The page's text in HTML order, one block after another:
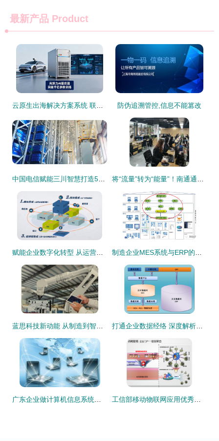
最新产品 Product
云原生出海解决方案系统 联杰易达助力企业打破增长瓶颈 防伪追溯管控,信息不能篡改
中国电信赋能三川智慧打造5G+全连接工厂,探索“数智”之路 将“流量”转为“能量”！南通通州家纺电商占全国零售额50%以上，企业信息系统集成服务引领转型
赋能企业数字化转型 从运营端到设备端的全面集成与系统实施能力 制造企业MES系统与ERP的集成 信息化建设的关键路径
蓝思科技新动能 从制造到智造的企业信息系统集成服务 打通企业数据经络 深度解析DCS与ERP集成应用解决方案
广东企业做计算机信息系统集成资质认证的4大原因 工信部移动物联网应用优秀案例集锦 治理智能化篇2/2——信息化企业信息系统集成服务新范式